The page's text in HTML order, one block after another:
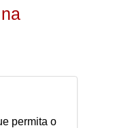
permita o